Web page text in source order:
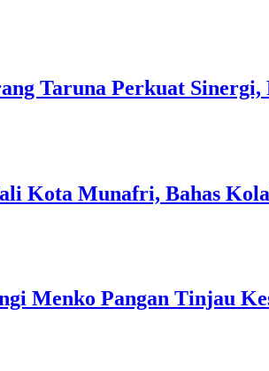
Taruna Perkuat Sinergi,
Kota Munafri, Bahas
Menko Pangan Tinjau